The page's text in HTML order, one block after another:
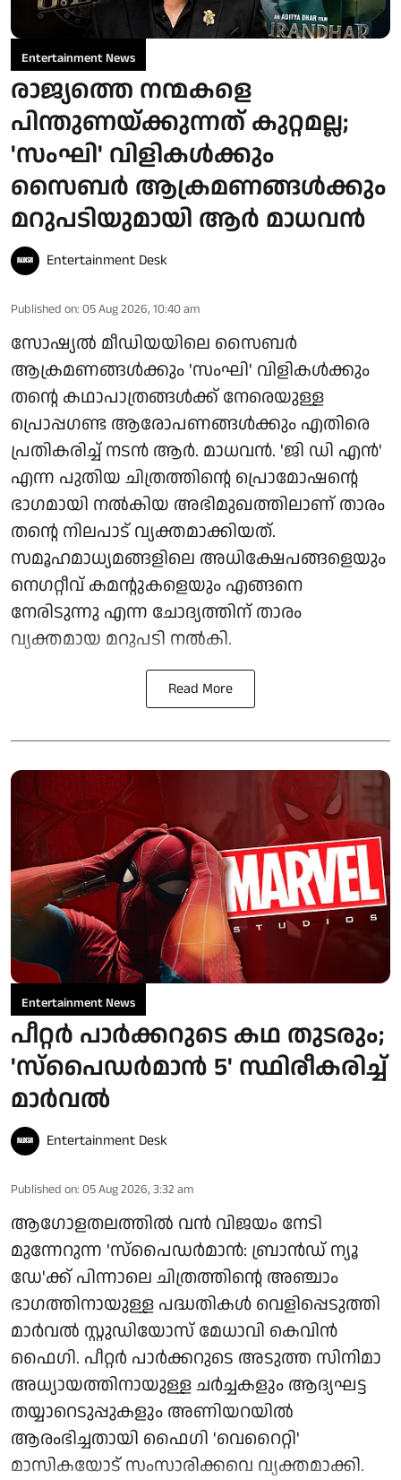
Entertainment News
രാജ്യത്തെ നന്മകളെ
പിന്തുണയ്ക്കുന്നത് കുറ്റമല്ല;
'സംഘി' വിളികൾക്കും
സൈബർ ആക്രമണങ്ങൾക്കും
മറുപടിയുമായി ആർ മാധവൻ
Entertainment Desk
Published on: 05 Aug 2026, 10:40 am
സോഷ്യൽ മീഡിയയിലെ സൈബർ
ആക്രമണങ്ങൾക്കും 'സംഘി' വിളികൾക്കും
തന്റെ കഥാപാത്രങ്ങൾക്ക് നേരെയുള്ള
പ്രൊപ്പഗണ്ട ആരോപണങ്ങൾക്കും എതിരെ
പ്രതികരിച്ച് നടൻ ആർ. മാധവൻ. 'ജി ഡി എൻ'
എന്ന പുതിയ ചിത്രത്തിന്റെ പ്രൊമോഷന്റെ
ഭാഗമായി നൽകിയ അഭിമുഖത്തിലാണ് താരം
തന്റെ നിലപാട് വ്യക്തമാക്കിയത്.
സമൂഹമാധ്യമങ്ങളിലെ അധിക്ഷേപങ്ങളെയും
നെഗറ്റീവ് കമന്റുകളെയും എങ്ങനെ
നേരിടുന്നു എന്ന ചോദ്യത്തിന് താരം
വ്യക്തമായ മറുപടി നൽകി.
Read More
Entertainment News
പീറ്റർ പാർക്കറുടെ കഥ തുടരും;
'സ്‌പൈഡർമാൻ 5' സ്ഥിരീകരിച്ച്
മാർവൽ
Entertainment Desk
Published on: 05 Aug 2026, 3:32 am
ആഗോളതലത്തിൽ വൻ വിജയം നേടി
മുന്നേറുന്ന 'സ്‌പൈഡർമാൻ: ബ്രാൻഡ് ന്യൂ
ഡേ'ക്ക് പിന്നാലെ ചിത്രത്തിന്റെ അഞ്ചാം
ഭാഗത്തിനായുള്ള പദ്ധതികൾ വെളിപ്പെടുത്തി
മാർവൽ സ്റ്റുഡിയോസ് മേധാവി കെവിൻ
ഫൈഗി. പീറ്റർ പാർക്കറുടെ അടുത്ത സിനിമാ
അധ്യായത്തിനായുള്ള ചർച്ചകളും ആദ്യഘട്ട
തയ്യാറെടുപ്പുകളും അണിയറയിൽ
ആരംഭിച്ചതായി ഫൈഗി 'വെറൈറ്റി'
മാസികയോട് സംസാരിക്കവെ വ്യക്തമാക്കി.